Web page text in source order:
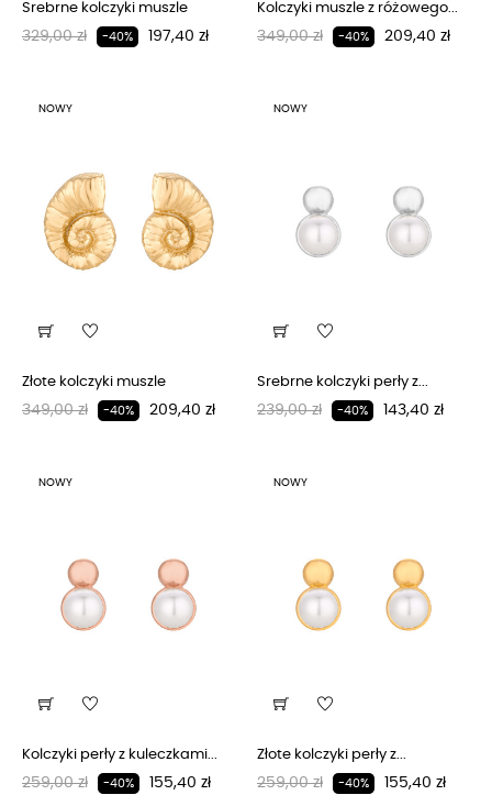
Srebrne kolczyki muszle
Regularna cena
329,00 zł -40% Cena
197,40 zł
Kolczyki muszle z różowego...
Regularna cena
349,00 zł -40% Cena
209,40 zł
NOWY
Złote kolczyki muszle
Regularna cena
349,00 zł -40% Cena
209,40 zł
NOWY
Srebrne kolczyki perły z...
Regularna cena
239,00 zł -40% Cena
143,40 zł
NOWY
Kolczyki perły z kuleczkami...
Regularna cena
259,00 zł -40% Cena
155,40 zł
NOWY
Złote kolczyki perły z...
Regularna cena
259,00 zł -40% Cena
155,40 zł